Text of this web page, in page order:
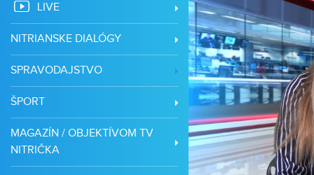
LIVE
NITRIANSKE DIALÓGY
SPRAVODAJSTVO
ŠPORT
MAGAZÍN / OBJEKTÍVOM TV
NITRIČKA